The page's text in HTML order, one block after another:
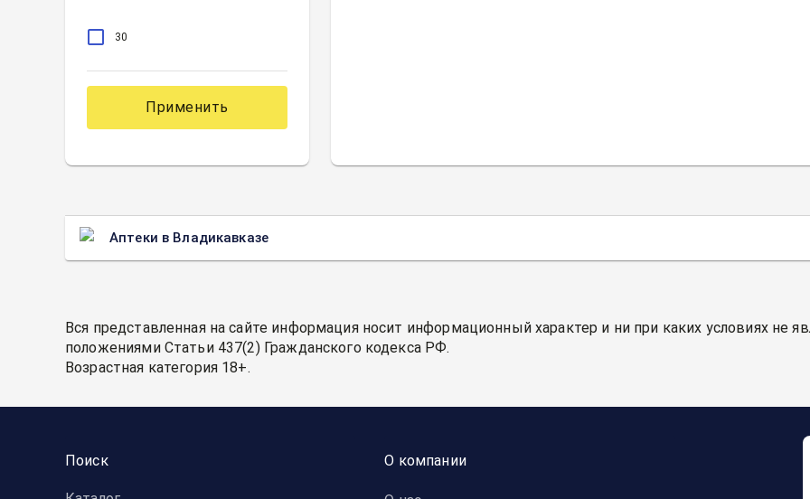
30
Применить
Аптеки в Владикавказе
Вся представленная на сайте информация носит информационный характер и ни при каких условиях не
положениями Статьи 437(2) Гражданского кодекса РФ.
Возрастная категория 18+.
Поиск О компании